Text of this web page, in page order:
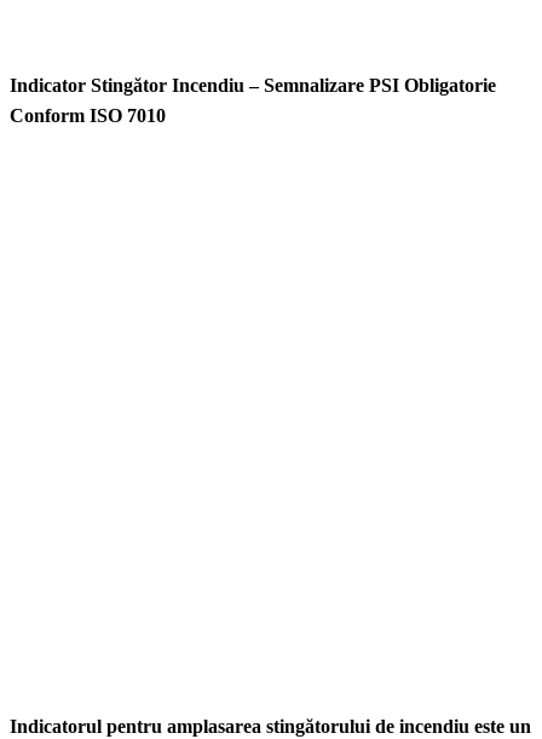
Indicator Stingător Incendiu – Semnalizare PSI Obligatorie
Conform ISO 7010
Indicatorul pentru amplasarea stingătorului de incendiu este un